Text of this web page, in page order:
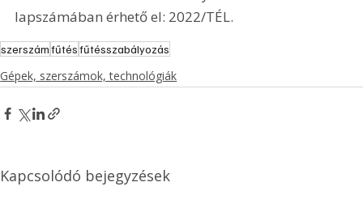
lapszámában érhető el: 2022/TÉL.
szerszámfűtésfűtésszabályozás
Gépek, szerszámok, technológiák
Kapcsolódó bejegyzések